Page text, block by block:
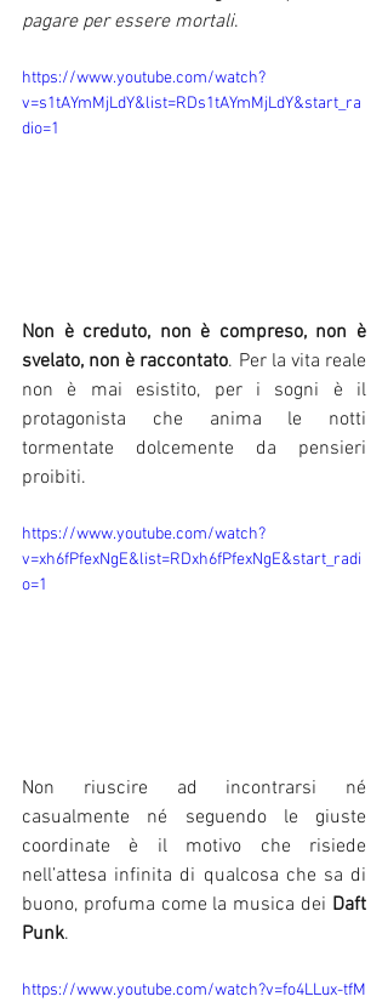
pagare per essere mortali.
https://www.youtube.com/watch?
v=s1tAYmMjLdY&list=RDs1tAYmMjLdY&start_ra
dio=1
Non è creduto, non è compreso, non è
svelato, non è raccontato. Per la vita reale
non è mai esistito, per i sogni è il
protagonista che anima le notti
tormentate dolcemente da pensieri
proibiti.
https://www.youtube.com/watch?
v=xh6fPfexNgE&list=RDxh6fPfexNgE&start_radi
o=1
Non riuscire ad incontrarsi né
casualmente né seguendo le giuste
coordinate è il motivo che risiede
nell’attesa infinita di qualcosa che sa di
buono, profuma come la musica dei Daft
Punk.
https://www.youtube.com/watch?v=fo4LLux-tfM